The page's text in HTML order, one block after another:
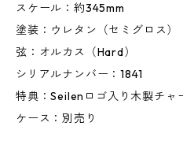
スケール：約345mm
塗装：ウレタン（セミグロス）
弦：オルカス（Hard）
シリアルナンバー：1841
特典：Seilenロゴ入り木製チャ
ケース：別売り